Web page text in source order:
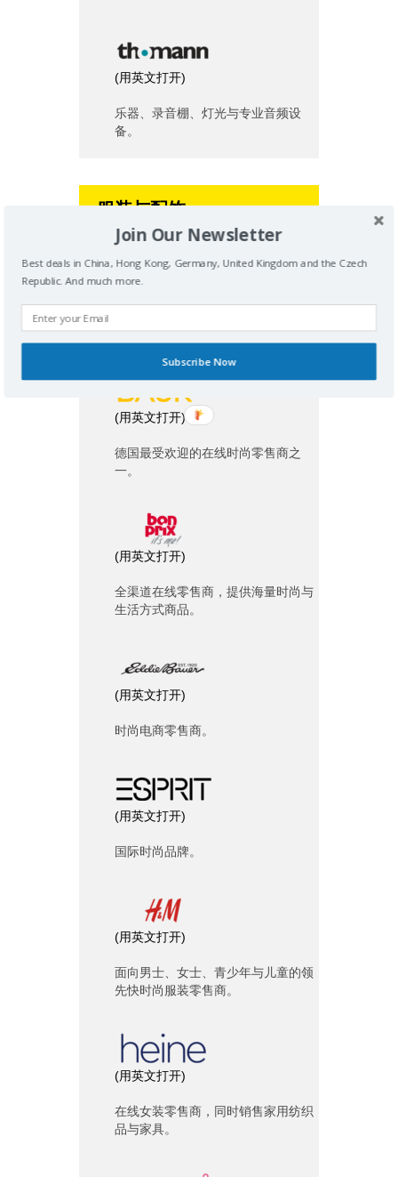
(用英文打开)
乐器、录音棚、灯光与专业音频设
备。
服装与配饰
举世闻名的运动鞋服零售商。
(用英文打开)
德国最受欢迎的在线时尚零售商之
一。
(用英文打开)
全渠道在线零售商，提供海量时尚与
生活方式商品。
(用英文打开)
时尚电商零售商。
(用英文打开)
国际时尚品牌。
(用英文打开)
面向男士、女士、青少年与儿童的领
先快时尚服装零售商。
(用英文打开)
在线女装零售商，同时销售家用纺织
品与家具。
Join Our Newsletter
Best deals in China, Hong Kong, Germany, United Kingdom and the Czech
Republic. And much more.
Subscribe Now